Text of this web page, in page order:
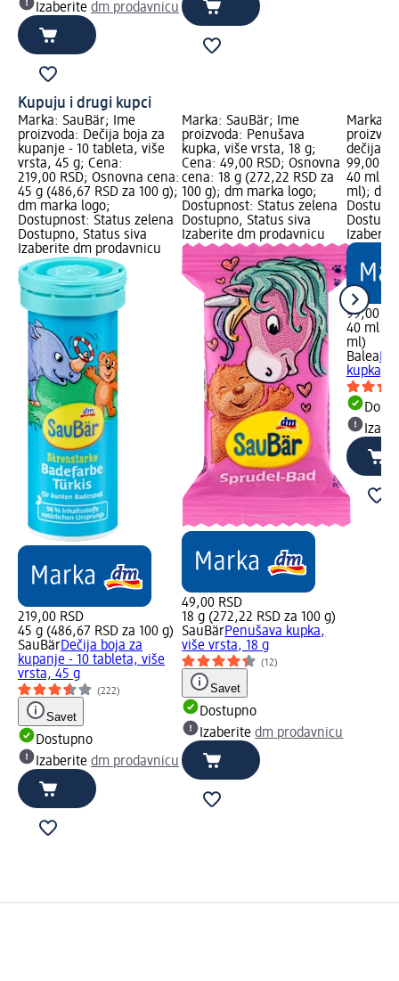
Izaberite dm prodavnicu
Kupuju i drugi kupci
Marka: SauBär; Ime
proizvoda: Dečija boja za
kupanje - 10 tableta, više
vrsta, 45 g; Cena:
219,00 RSD; Osnovna cena:
45 g (486,67 RSD za 100 g);
dm marka logo;
Dostupnost: Status zelena
Dostupno, Status siva
Izaberite dm prodavnicu
219,00 RSD
45 g (486,67 RSD za 100 g)
SauBärDečija boja za
kupanje - 10 tableta, više
vrsta, 45 g
(222)
Savet
Dostupno
Izaberite dm prodavnicu
Marka: SauBär; Ime
proizvoda: Penušava
kupka, više vrsta, 18 g;
Cena: 49,00 RSD; Osnovna
cena: 18 g (272,22 RSD za
100 g); dm marka logo;
Dostupnost: Status zelena
Dostupno, Status siva
Izaberite dm prodavnicu
49,00 RSD
18 g (272,22 RSD za 100 g)
SauBärPenušava kupka,
više vrsta, 18 g
(12)
Savet
Dostupno
Izaberitedm prodavnicu
Marka:
dečija
99,00
40 ml
ml); dm
99,00
40 ml
ml)
Balea
kupka,